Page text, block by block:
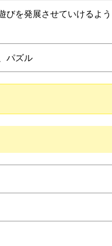
びを発展させていけるよう
パズル